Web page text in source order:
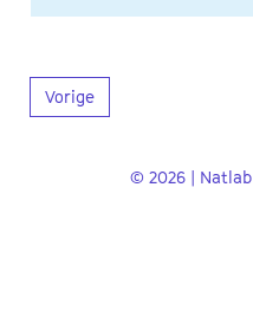
Vorige
© 2026 |